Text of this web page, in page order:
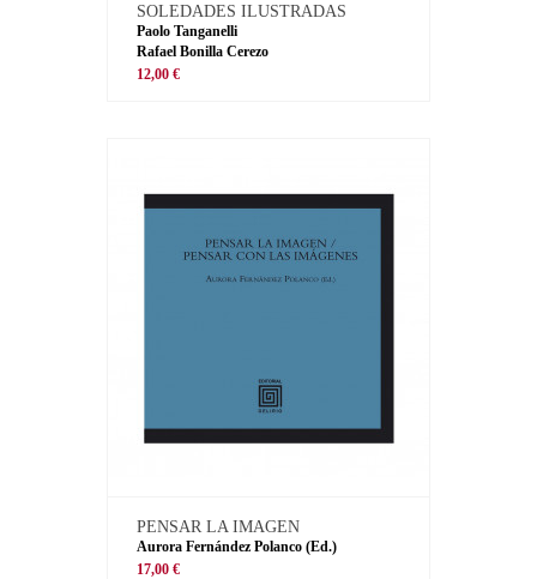
SOLEDADES ILUSTRADAS
Paolo Tanganelli
Rafael Bonilla Cerezo
12,00 €
PENSAR LA IMAGEN
Aurora Fernández Polanco (Ed.)
17,00 €